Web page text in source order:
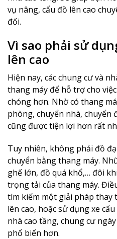
vụ nâng, cẩu đồ lên cao
đối.
Vì sao phải sử
lên cao
Hiện nay, các chung cư và
thang máy để hỗ trợ cho
chóng hơn. Nhờ có thang
phòng, chuyển nhà, chuyển
cũng được tiện lợi hơn rất
Tuy nhiên, không phải đồ
chuyển bằng thang máy.
ghế lớn, đồ quá khổ,… đôi
trọng tải của thang máy.
tìm kiếm một giải pháp thay
lên cao, hoặc sử dụng xe
nhà cao tầng, chung cư
phổ biến hơn.